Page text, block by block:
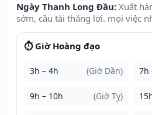
Ngày Thanh Long Đầu: Xuất
sớm, cầu tài thắng lợi. mọi việc
⏱️ Giờ Hoàng đạo
3h – 4h (Giờ Dần) 7h
9h – 10h (Giờ Tỵ)